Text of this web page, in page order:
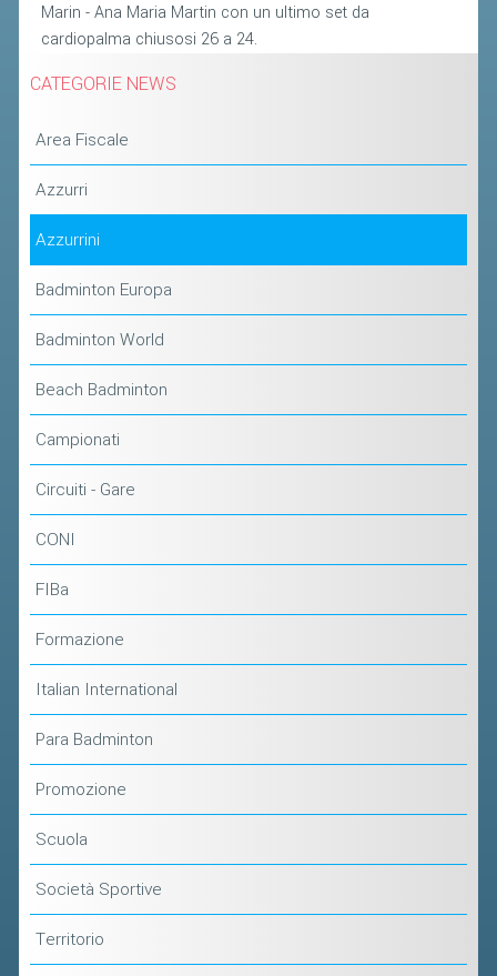
Marin - Ana Maria Martin con un ultimo set da
cardiopalma chiusosi 26 a 24.
CATEGORIE NEWS
Area Fiscale
Azzurri
Azzurrini
Badminton Europa
Badminton World
Beach Badminton
Campionati
Circuiti - Gare
CONI
FIBa
Formazione
Italian International
Para Badminton
Promozione
Scuola
Società Sportive
Territorio
MANIFESTAZIONI SPORTIVE
PARA BADMINTON
L'ATTIVITÀ
STAFF TECNICO
CLASSIFICHE 2016-2023
ENTI DI PROMOZIONE SPORTIVA
VOLA CON NOI